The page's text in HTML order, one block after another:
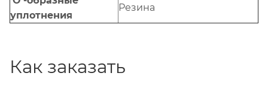
уплотнения
Резина
Как заказать